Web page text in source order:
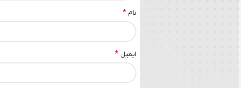
نام *
ایمیل *